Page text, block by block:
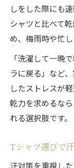
しをした際にも
シャツと比べて
め、梅雨時や忙
「洗濯して一晩
ラに戻る」など
したストレスが
乾力を求めるな
れる選択肢です。
Tシャツ選びで
汗対策を重視し